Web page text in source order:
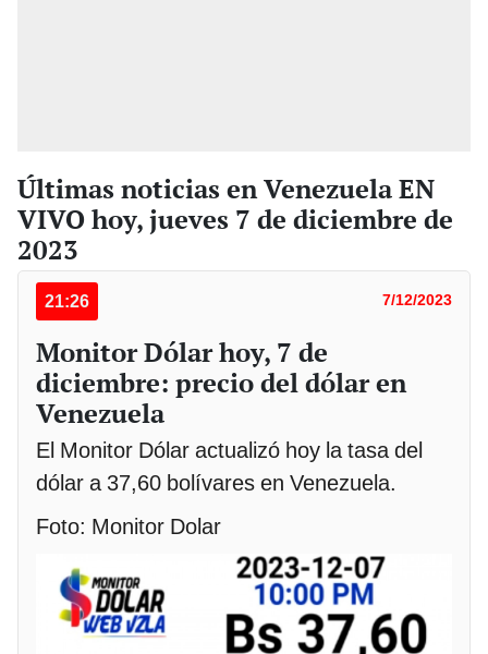
Últimas noticias en Venezuela EN
VIVO hoy, jueves 7 de diciembre de
2023
21:26 7/12/2023
Monitor Dólar hoy, 7 de
diciembre: precio del dólar en
Venezuela
El Monitor Dólar actualizó hoy la tasa del
dólar a 37,60 bolívares en Venezuela.
Foto: Monitor Dolar